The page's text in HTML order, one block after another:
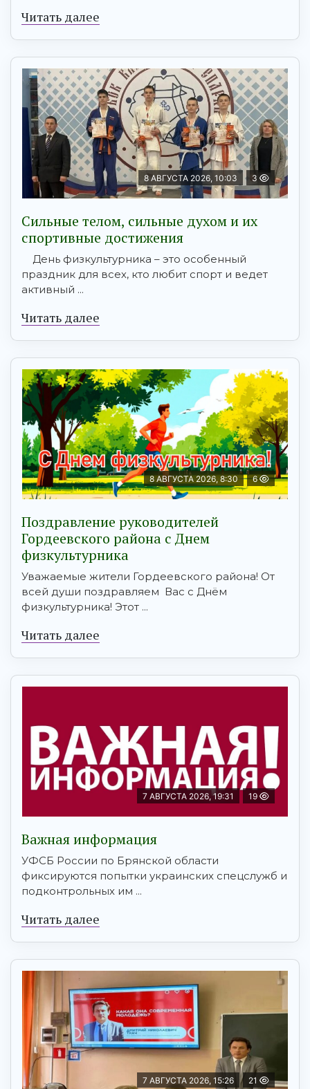
Читать далее
8 АВГУСТА 2026, 10:03 3
Сильные телом, сильные духом и их
спортивные достижения
День физкультурника – это особенный
праздник для всех, кто любит спорт и ведет
активный ...
Читать далее
8 АВГУСТА 2026, 8:30 6
Поздравление руководителей
Гордеевского района с Днем
физкультурника
Уважаемые жители Гордеевского района! От
всей души поздравляем Вас с Днём
физкультурника! Этот ...
Читать далее
7 АВГУСТА 2026, 19:31 19
Важная информация
УФСБ России по Брянской области
фиксируются попытки украинских спецслужб и
подконтрольных им ...
Читать далее
7 АВГУСТА 2026, 15:26 21